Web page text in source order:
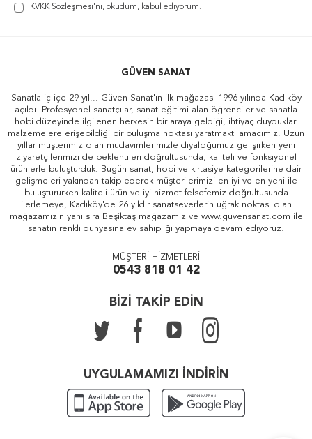
KVKK Sözleşmesi'ni, okudum, kabul ediyorum.
GÜVEN SANAT
Sanatla iç içe 29 yıl... Güven Sanat'ın ilk mağazası 1996 yılında Kadıköy
açıldı. Profesyonel sanatçılar, sanat eğitimi alan öğrenciler ve sanatla
hobi düzeyinde ilgilenen herkesin bir araya geldiği, ihtiyaç duydukları
malzemelere erişebildiği bir buluşma noktası yaratmaktı amacımız. Uzun
yıllar müşterimiz olan müdavimlerimizle diyaloğumuz gelişirken yeni
ziyaretçilerimizi de beklentileri doğrultusunda, kaliteli ve fonksiyonel
ürünlerle buluşturduk. Bugün sanat, hobi ve kırtasiye kategorilerine dair
gelişmeleri yakından takip ederek müşterilerimizi en iyi ve en yeni ile
buluştururken kaliteli ürün ve iyi hizmet felsefemiz doğrultusunda
ilerlemeye, Kadıköy'de 26 yıldır sanatseverlerin uğrak noktası olan
mağazamızın yanı sıra Beşiktaş mağazamız ve www.guvensanat.com ile
sanatın renkli dünyasına ev sahipliği yapmaya devam ediyoruz.
MÜŞTERİ HİZMETLERİ
0543 818 01 42
BİZİ TAKİP EDİN
UYGULAMAMIZI İNDİRİN